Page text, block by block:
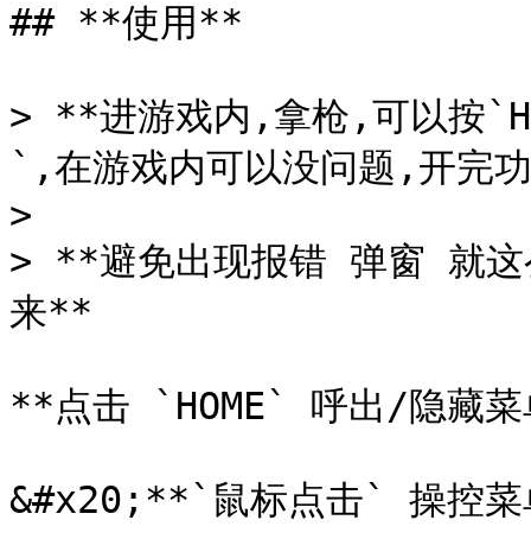
## **使用**
> **进游戏内,拿枪,可以按
`,在游戏内可以没问题,开完
>
> **避免出现报错 弹窗 就这
来**
**点击 `HOME` 呼出/隐藏
&#x20;**`鼠标点击` 操控